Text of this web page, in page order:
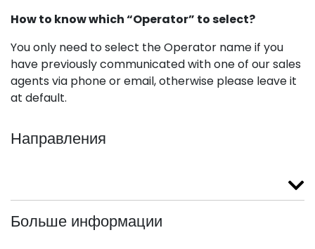
How to know which “Operator” to select?
You only need to select the Operator name if you
have previously communicated with one of our sales
agents via phone or email, otherwise please leave it
at default.
Направления
Больше информации